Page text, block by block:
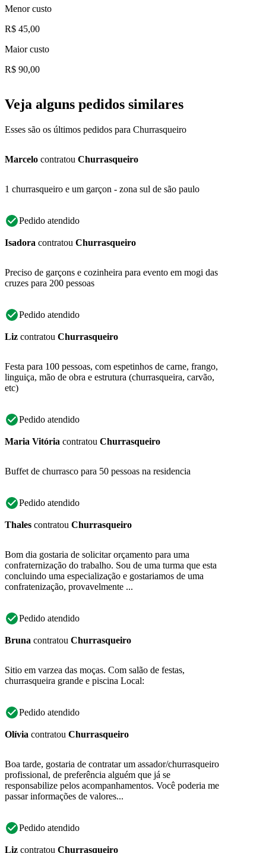
Menor custo
R$ 45,00
Maior custo
R$ 90,00
Veja alguns pedidos similares
Esses são os últimos pedidos para Churrasqueiro
Marcelo contratou Churrasqueiro
1 churrasqueiro e um garçon - zona sul de são paulo
Pedido atendido
Isadora contratou Churrasqueiro
Preciso de garçons e cozinheira para evento em mogi das
cruzes para 200 pessoas
Pedido atendido
Liz contratou Churrasqueiro
Festa para 100 pessoas, com espetinhos de carne, frango,
linguiça, mão de obra e estrutura (churrasqueira, carvão,
etc)
Pedido atendido
Maria Vitória contratou Churrasqueiro
Buffet de churrasco para 50 pessoas na residencia
Pedido atendido
Thales contratou Churrasqueiro
Bom dia gostaria de solicitar orçamento para uma
confraternização do trabalho. Sou de uma turma que esta
concluindo uma especialização e gostariamos de uma
confratenização, provavelmente ...
Pedido atendido
Bruna contratou Churrasqueiro
Sitio em varzea das moças. Com salão de festas,
churrasqueira grande e piscina Local:
Pedido atendido
Olívia contratou Churrasqueiro
Boa tarde, gostaria de contratar um assador/churrasqueiro
profissional, de preferência alguém que já se
responsabilize pelos acompanhamentos. Você poderia me
passar informações de valores...
Pedido atendido
Liz contratou Churrasqueiro